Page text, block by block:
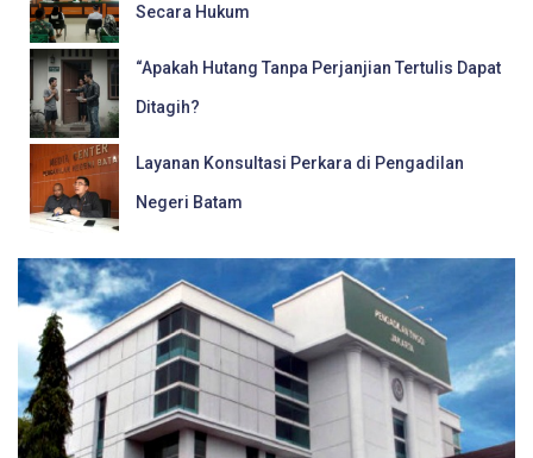
Secara Hukum
“Apakah Hutang Tanpa Perjanjian Tertulis Dapat
Ditagih?
Layanan Konsultasi Perkara di Pengadilan
Negeri Batam